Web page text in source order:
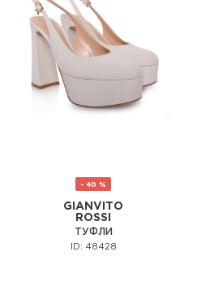
- 40 %
GIANVITO
ROSSI
ТУФЛИ
ID: 48428